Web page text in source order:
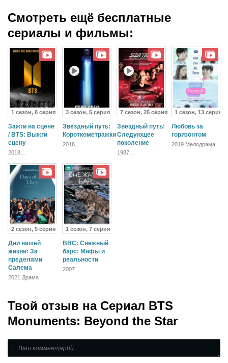
Смотреть ещё бесплатные
сериалы и фильмы:
1 сезон, 8 серия
Зажги на сцене
/ BTS: Выжги
сцену
2018
Зарубежный
3 сезон, 5 серия
Звёздный путь:
Короткометражки
2018
Короткометражный,
Боевик,
Зарубежный,
Драма
7 сезон, 25 серия
Звездный путь:
Следующее
поколение
1987
1 сезон, 13 серия
Любовь за
горизонтом
2019 Мелодрама
2 сезон, 5 серия
Дни нашей
жизни: За
пределами
Салема
2021 Драма
1 сезон, 7 серия
BBC: Снежный
барс: Мифы и
реальности
2007
Твой отзыв на Сериал BTS
Monuments: Beyond the Star